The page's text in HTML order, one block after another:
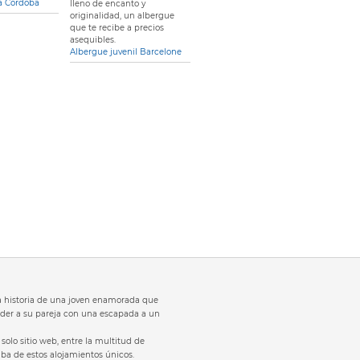
Córdoba
lleno de encanto y
originalidad, un albergue
que te recibe a precios
asequibles.
Albergue juvenil Barcelone
historia de una joven enamorada que
a su pareja con una escapada a un
sitio web, entre la multitud de
de estos alojamientos únicos.